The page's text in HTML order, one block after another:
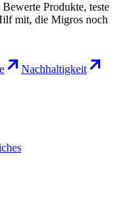
Produkte, teste
mit, die Migros noch
Nachhaltigkeit